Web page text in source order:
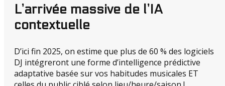
L’arrivée massive de l’IA
contextuelle
D’ici fin 2025, on estime que plus de 60 % des logiciels
DJ intégreront une forme d’intelligence prédictive
adaptative basée sur vos habitudes musicales ET